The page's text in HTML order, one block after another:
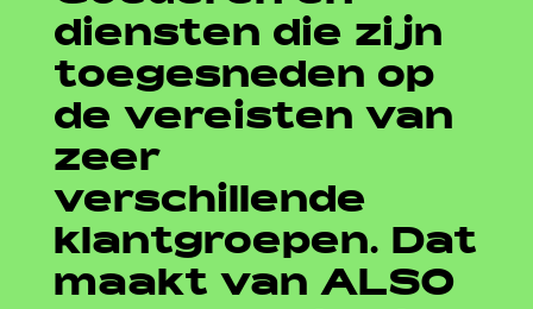
diensten die zijn
toegesneden op
de vereisten van
zeer
verschillende
klantgroepen. Dat
maakt van ALSO